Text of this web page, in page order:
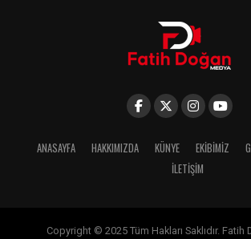
ANASAYFA HAKKIMIZDA KÜNYE EKIBIMIZ
İLETIŞIM
Copyright © 2025 Tüm Hakları Saklıdır. Fatih